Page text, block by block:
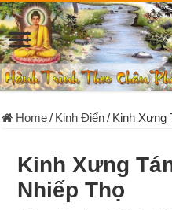
Home/ Kinh Điển/ Kinh Xưng
Kinh Xưng
Nhiếp Thọ